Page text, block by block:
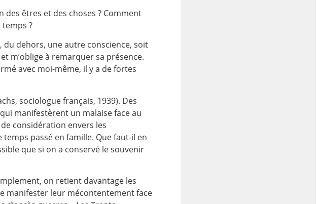
êtres et des choses ? Comment
?
du dehors, une autre conscience, soit
m’oblige à remarquer sa présence.
avec moi-même, il y a de fortes
sociologue français, 1939). Des
manifestèrent un malaise face au
considération envers les
passé en famille. Que faut-il en
que si on a conservé le souvenir
on retient davantage les
manifester leur mécontentement face